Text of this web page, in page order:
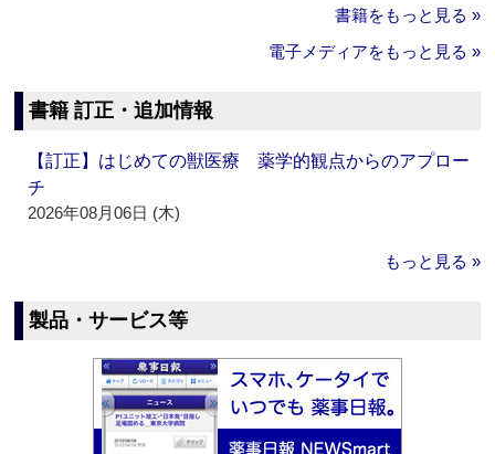
書籍をもっと見る »
電子メディアをもっと見る »
書籍 訂正・追加情報
【訂正】はじめての獣医療 薬学的観点からのアプロー
チ
2026年08月06日 (木)
もっと見る »
製品・サービス等